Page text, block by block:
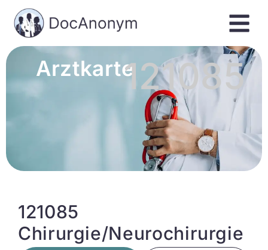
Arztkarte121085
121085
Chirurgie/Neurochirurgie